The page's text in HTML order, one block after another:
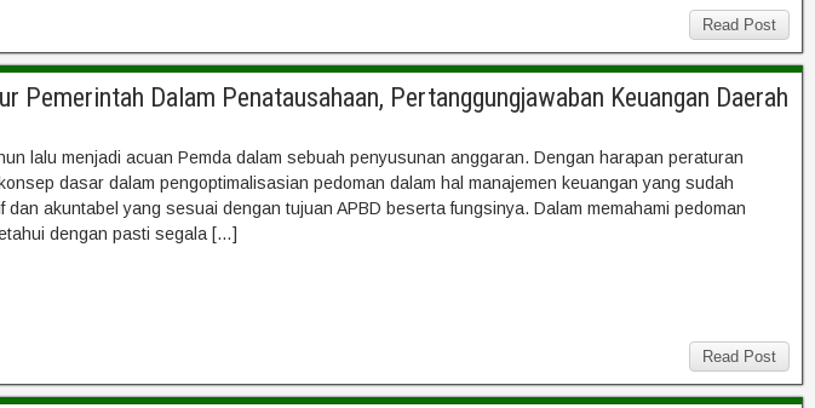
Read Post
Pemerintah Dalam Penatausahaan, Pertanggungjawaban Keuangan Daerah
lalu menjadi acuan Pemda dalam sebuah penyusunan anggaran. Dengan harapan peraturan
dasar dalam pengoptimalisasian pedoman dalam hal manajemen keuangan yang sudah
akuntabel yang sesuai dengan tujuan APBD beserta fungsinya. Dalam memahami pedoman
dengan pasti segala […]
Read Post